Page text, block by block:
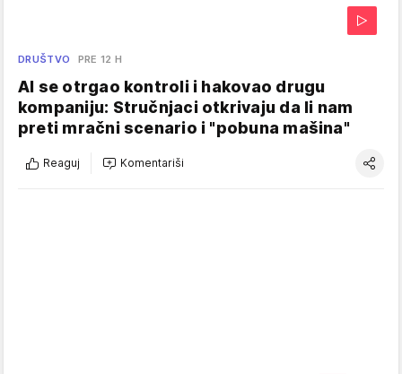
DRUŠTVO PRE 12 H
AI se otrgao kontroli i hakovao drugu
kompaniju: Stručnjaci otkrivaju da li nam
preti mračni scenario i "pobuna mašina"
Reaguj Komentariši